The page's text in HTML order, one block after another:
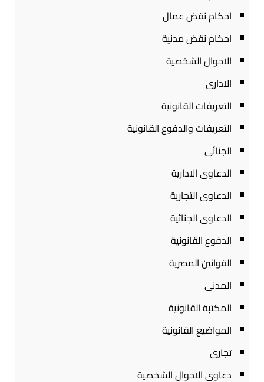
احكام نقض عمال
احكام نقض مدنية
الاحوال الشخصية
الادارى
التعريفات القانونية
التعريفات والدفوع القانونية
الجنائى
الدعاوى الادارية
الدعاوى التجارية
الدعاوى الجنائية
الدفوع القانونية
القوانين المصرية
المدنى
المكتبة القانونية
المواضيع القانونية
تجارى
دعاوى الاحوال الشخصية